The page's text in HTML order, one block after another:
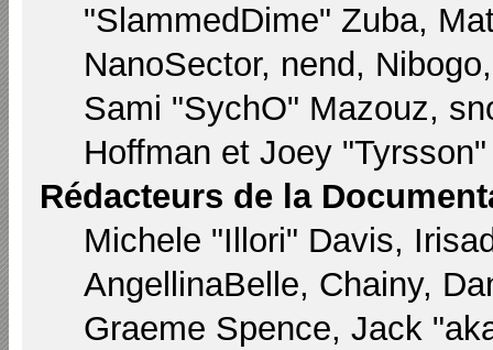
"SlammedDime" Zuba,
NanoSector, nend,
Sami "SychO" Mazouz,
Hoffman et Joey
Rédacteurs de la
Michele "Illori" Davis,
AngellinaBelle, Chainy,
Graeme Spence, Jack